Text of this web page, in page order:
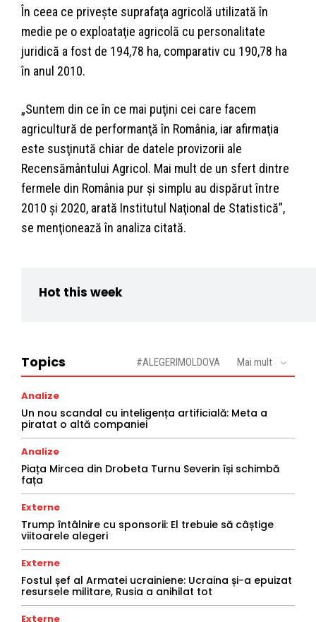
În ceea ce priveşte suprafaţa agricolă utilizată în
medie pe o exploataţie agricolă cu personalitate
juridică a fost de 194,78 ha, comparativ cu 190,78 ha
în anul 2010.
„Suntem din ce în ce mai puţini cei care facem
agricultură de performanţă în România, iar afirmaţia
este susţinută chiar de datele provizorii ale
Recensământului Agricol. Mai mult de un sfert dintre
fermele din România pur şi simplu au dispărut între
2010 şi 2020, arată Institutul Naţional de Statistică”,
se menţionează în analiza citată.
Hot this week
Topics #ALEGERIMOLDOVA Mai mult
Analize
Un nou scandal cu inteligența artificială: Meta a
piratat o altă companiei
Analize
Piața Mircea din Drobeta Turnu Severin își schimbă
fața
Externe
Trump întâlnire cu sponsorii: El trebuie să câștige
viitoarele alegeri
Externe
Fostul șef al Armatei ucrainiene: Ucraina și-a epuizat
resursele militare, Rusia a anihilat tot
Externe